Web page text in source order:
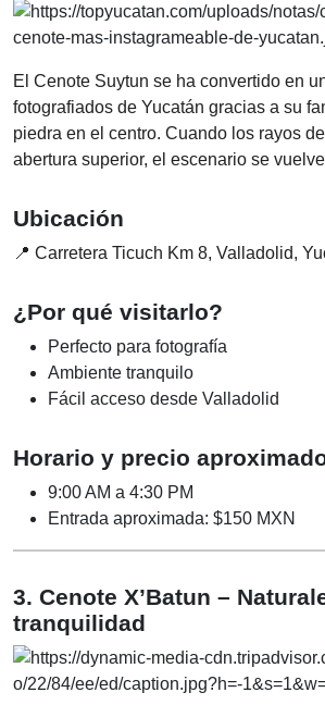
El Cenote Suytun se ha convertido en
fotografiados de Yucatán gracias a su
piedra en el centro. Cuando los rayos
abertura superior, el escenario se
Ubicación
📍 Carretera Ticuch Km 8, Valladolid,
¿Por qué visitarlo?
Perfecto para fotografía
Ambiente tranquilo
Fácil acceso desde Valladolid
Horario y precio
9:00 AM a 4:30 PM
Entrada aproximada: $150 MXN
3. Cenote X’Batun –
tranquilidad